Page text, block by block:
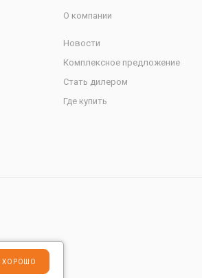
О компании
Новости
Комплексное предложение
Стать дилером
Где купить
ХОРОШО